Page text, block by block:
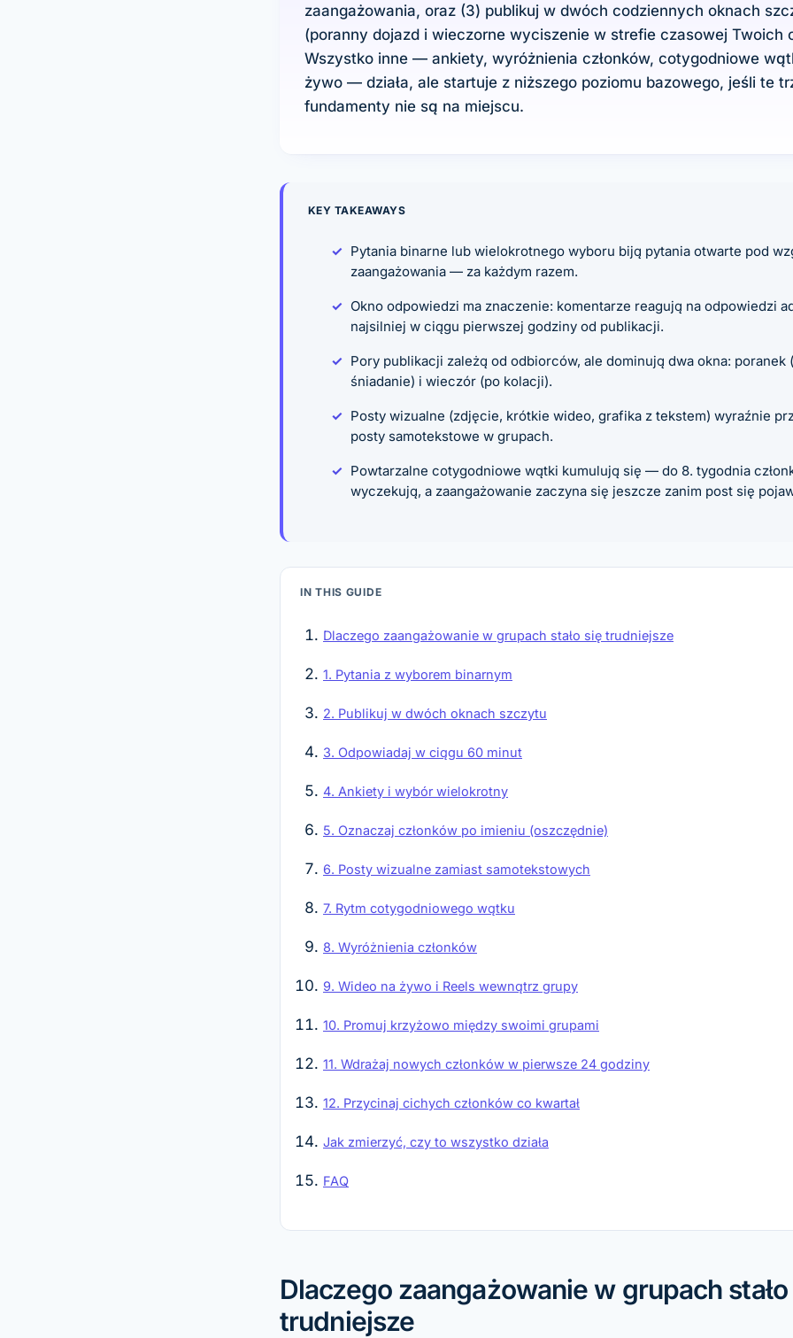
zaangażowania, oraz (3) publikuj w dwóch codziennych oknach
(poranny dojazd i wieczorne wyciszenie w strefie czasowej Twoich
Wszystko inne — ankiety, wyróżnienia członków, cotygodniowe
żywo — działa, ale startuje z niższego poziomu bazowego, jeśli te
fundamenty nie są na miejscu.
KEY TAKEAWAYS
Pytania binarne lub wielokrotnego wyboru biją pytania otwarte pod
zaangażowania — za każdym razem.
Okno odpowiedzi ma znaczenie: komentarze reagują na odpowiedzi
najsilniej w ciągu pierwszej godziny od publikacji.
Pory publikacji zależą od odbiorców, ale dominują dwa okna: poranek
śniadanie) i wieczór (po kolacji).
Posty wizualne (zdjęcie, krótkie wideo, grafika z tekstem) wyraźnie
posty samotekstowe w grupach.
Powtarzalne cotygodniowe wątki kumulują się — do 8. tygodnia
wyczekują, a zaangażowanie zaczyna się jeszcze zanim post się
IN THIS GUIDE
Dlaczego zaangażowanie w grupach stało się trudniejsze
1. Pytania z wyborem binarnym
2. Publikuj w dwóch oknach szczytu
3. Odpowiadaj w ciągu 60 minut
4. Ankiety i wybór wielokrotny
5. Oznaczaj członków po imieniu (oszczędnie)
6. Posty wizualne zamiast samotekstowych
7. Rytm cotygodniowego wątku
8. Wyróżnienia członków
9. Wideo na żywo i Reels wewnątrz grupy
10. Promuj krzyżowo między swoimi grupami
11. Wdrażaj nowych członków w pierwsze 24 godziny
12. Przycinaj cichych członków co kwartał
Jak zmierzyć, czy to wszystko działa
FAQ
Dlaczego zaangażowanie w grupach
trudniejsze